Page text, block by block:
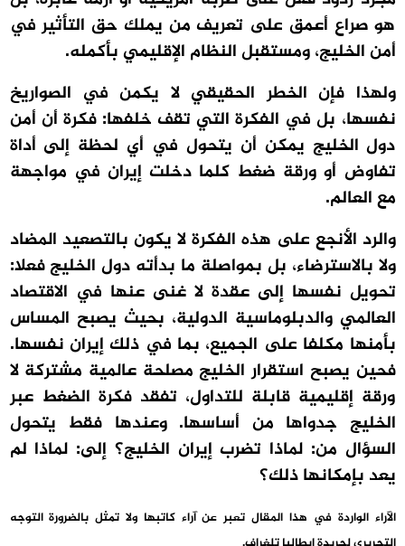
هو صراع أعمق على تعريف من يملك حق التأثير في
أمن الخليج، ومستقبل النظام الإقليمي بأكمله.
ولهذا فإن الخطر الحقيقي لا يكمن في الصواريخ
نفسها، بل في الفكرة التي تقف خلفها: فكرة أن أمن
دول الخليج يمكن أن يتحول في أي لحظة إلى أداة
تفاوض أو ورقة ضغط كلما دخلت إيران في مواجهة
مع العالم.
والرد الأنجع على هذه الفكرة لا يكون بالتصعيد المضاد
ولا بالاسترضاء، بل بمواصلة ما بدأته دول الخليج فعلا:
تحويل نفسها إلى عقدة لا غنى عنها في الاقتصاد
العالمي والدبلوماسية الدولية، بحيث يصبح المساس
بأمنها مكلفا على الجميع، بما في ذلك إيران نفسها.
فحين يصبح استقرار الخليج مصلحة عالمية مشتركة لا
ورقة إقليمية قابلة للتداول، تفقد فكرة الضغط عبر
الخليج جدواها من أساسها. وعندها فقط يتحول
السؤال من: لماذا تضرب إيران الخليج؟ إلى: لماذا لم
يعد بإمكانها ذلك؟
الآراء الواردة في هذا المقال تعبر عن آراء كاتبها ولا تمثل بالضرورة التوجه